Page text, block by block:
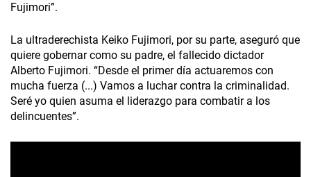
Fujimori”.
La ultraderechista Keiko Fujimori, por su parte, aseguró que
quiere gobernar como su padre, el fallecido dictador
Alberto Fujimori. “Desde el primer día actuaremos con
mucha fuerza (...) Vamos a luchar contra la criminalidad.
Seré yo quien asuma el liderazgo para combatir a los
delincuentes”.